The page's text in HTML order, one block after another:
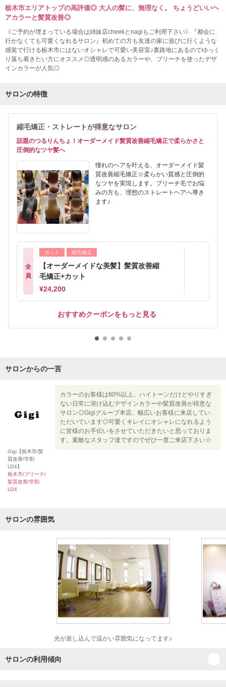
栃木市エリアトップの高評価◎ 大人の髪に、無理なく。 ちょうどいいヘ
アカラーと髪質改善◎
《ご予約が埋まっている場合は姉妹店cheekとnagiもご利用下さい》『都会に
行かなくても可愛くなれるサロン』初めての方も友達の家に遊びに行くような
感覚で行ける栃木市にはないオシャレで可愛い美容室♪裏路地にあるのでゆっく
り落ち着きたい方にオススメ◎透明感のあるカラーや、ブリーチを使ったデザ
インカラーが人気◎
サロンの特徴
縮毛矯正・ストレートが得意なサロン
話題のつるりんちょ！オーダーメイド髪質改善縮毛矯正で柔らかさと
圧倒的なツヤ髪へ
憧れのヘアを叶える、オーダーメイド髪
質改善縮毛矯正☆柔らかい質感と圧倒的
なツヤを実現します。ブリーチ毛でお悩
みの方も、理想のストレートヘアへ導き
ます♪
全
員
カット 縮毛矯正
【オーダーメイドな美髪】髪質改善縮
毛矯正+カット
¥24,200
おすすめクーポンをもっと見る
サロンからの一言
Gigi【栃木市/髪
質改善/学割
U24】
栃木市/ブリーチ/
髪質改善/学割
U24
カラーのお客様は80%以上、ハイトーンだけどやりすぎ
ない日常に溶け込むデザインカラーや髪質改善が得意な
サロン◎Gigiグループ本店、幅広いお客様に来店してい
ただいています◎可愛くキレイにオシャレになれるよう
に皆様のお手伝いをさせていただきたいと思っておりま
す。素敵なスタッフ達ですのでぜひ一度ご来店下さい☆
サロンの雰囲気
光が差し込んで温かい雰囲気になってます♪
サロンの利用傾向